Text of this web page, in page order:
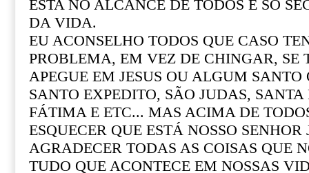
ESTA NO ALCANCE DE TODOS É SÓ
DA VIDA.
EU ACONSELHO TODOS QUE CASO
PROBLEMA, EM VEZ DE CHINGAR, SE
APEGUE EM JESUS OU ALGUM SANTO
SANTO EXPEDITO, SÃO JUDAS, SANTA
FÁTIMA E ETC... MAS ACIMA DE
ESQUECER QUE ESTÁ NOSSO SENHOR
AGRADECER TODAS AS COISAS QUE
TUDO QUE ACONTECE EM NOSSAS